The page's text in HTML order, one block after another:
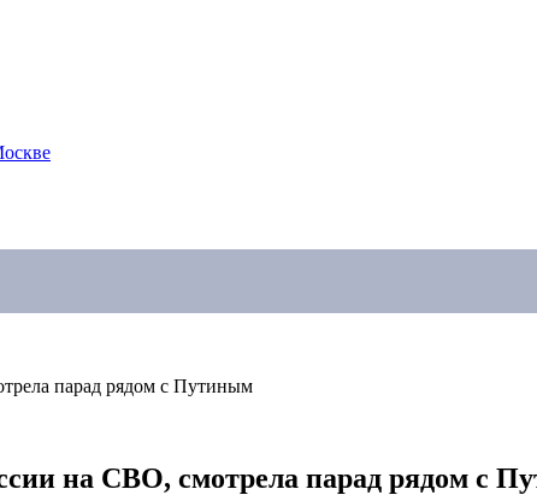
парад рядом с Путиным
на СВО, смотрела парад рядом с